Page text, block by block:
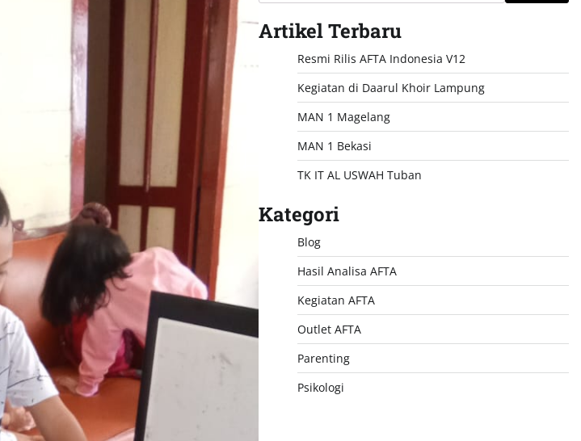
Artikel Terbaru
Resmi Rilis AFTA Indonesia V12
Kegiatan di Daarul Khoir Lampung
MAN 1 Magelang
MAN 1 Bekasi
TK IT AL USWAH Tuban
Kategori
Blog
Hasil Analisa AFTA
Kegiatan AFTA
Outlet AFTA
Parenting
Psikologi